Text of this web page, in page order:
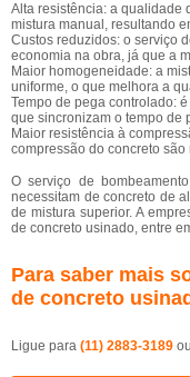
Alta resistência: a qualidade
mistura manual, resultando
Custos reduzidos: o serviço
economia na obra, já que a
Maior homogeneidade: a
uniforme, o que melhora a
Tempo de pega controlado:
que sincronizam o tempo de
Maior resistência à
compressão do concreto
O serviço de
necessitam de concreto de
de mistura superior. A
de concreto usinado, entre
Para saber mais
de concreto
Ligue para (11) 2883-3189 ou